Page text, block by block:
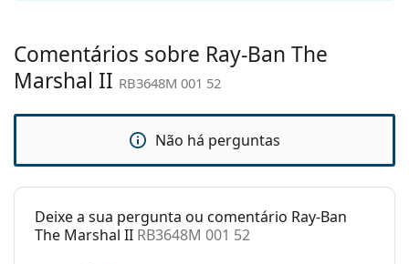
Acessórios
Estojo:
Sim
Pano de
Sim
Outros
Categoria:
Óculos de sol
Comentários sobre Ray-Ban The
Marshal II RB3648M 001 52
Não há perguntas
Deixe a sua pergunta ou comentário Ray-Ban
The Marshal II RB3648M 001 52